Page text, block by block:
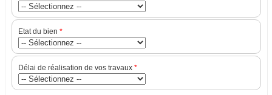
Etat du bien *
Délai de réalisation de vos travaux*